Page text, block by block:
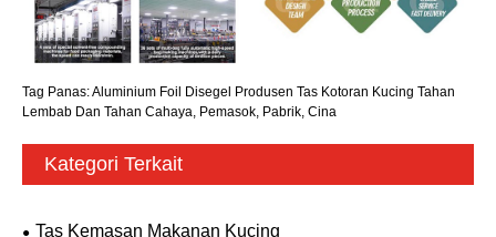
Tag Panas: Aluminium Foil Disegel Produsen Tas Kotoran Kucing Tahan
Lembab Dan Tahan Cahaya, Pemasok, Pabrik, Cina
Kategori Terkait
Tas Kemasan Makanan Kucing